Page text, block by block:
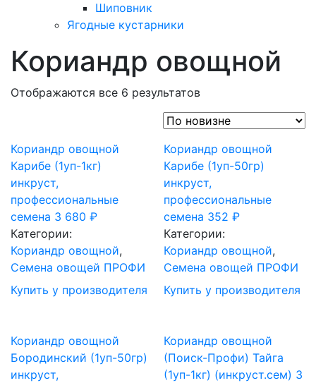
Шиповник
Ягодные кустарники
Кориандр овощной
Отображаются все 6 результатов
Кориандр овощной
Карибе (1уп-1кг)
инкруст,
профессиональные
семена 3 680 ₽
Категории:
Кориандр овощной,
Семена овощей ПРОФИ
Купить у производителя
Кориандр овощной
Карибе (1уп-50гр)
инкруст,
профессиональные
семена 352₽
Категории:
Кориандр овощной,
Семена овощей ПРОФИ
Купить у производителя
Кориандр овощной
Бородинский (1уп-50гр)
инкруст,
Кориандр овощной
(Поиск-Профи) Тайга
(1уп-1кг) (инкруст.сем) 3